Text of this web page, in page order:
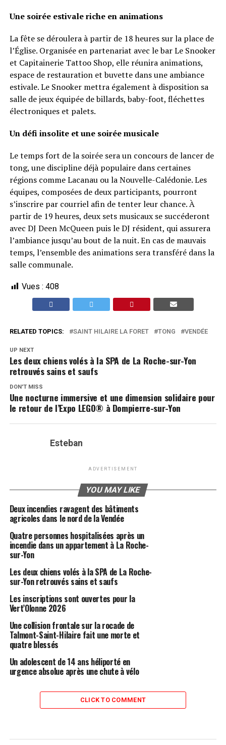
Une soirée estivale riche en animations
La fête se déroulera à partir de 18 heures sur la place de
l’Église. Organisée en partenariat avec le bar Le Snooker
et Capitainerie Tattoo Shop, elle réunira animations,
espace de restauration et buvette dans une ambiance
estivale. Le Snooker mettra également à disposition sa
salle de jeux équipée de billards, baby-foot, fléchettes
électroniques et palets.
Un défi insolite et une soirée musicale
Le temps fort de la soirée sera un concours de lancer de
tong, une discipline déjà populaire dans certaines
régions comme Lacanau ou la Nouvelle-Calédonie. Les
équipes, composées de deux participants, pourront
s’inscrire par courriel afin de tenter leur chance. À
partir de 19 heures, deux sets musicaux se succéderont
avec DJ Deen McQueen puis le DJ résident, qui assurera
l’ambiance jusqu’au bout de la nuit. En cas de mauvais
temps, l’ensemble des animations sera transféré dans la
salle communale.
Vues : 408
RELATED TOPICS: SAINT HILAIRE LA FORET TONG VENDÉE
UP NEXT
Les deux chiens volés à la SPA de La Roche-sur-Yon
retrouvés sains et saufs
DON'T MISS
Une nocturne immersive et une dimension solidaire pour
le retour de l’Expo LEGO® à Dompierre-sur-Yon
Esteban
ADVERTISEMENT
YOU MAY LIKE
Deux incendies ravagent des bâtiments
agricoles dans le nord de la Vendée
Quatre personnes hospitalisées après un
incendie dans un appartement à La Roche-
sur-Yon
Les deux chiens volés à la SPA de La Roche-
sur-Yon retrouvés sains et saufs
Les inscriptions sont ouvertes pour la
Vert’Olonne 2026
Une collision frontale sur la rocade de
Talmont-Saint-Hilaire fait une morte et
quatre blessés
Un adolescent de 14 ans héliporté en
urgence absolue après une chute à vélo
CLICK TO COMMENT